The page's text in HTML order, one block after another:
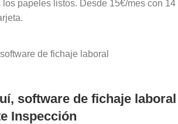
los papeles listos. Desde 15€/mes con 14
software de fichaje laboral
Inspección